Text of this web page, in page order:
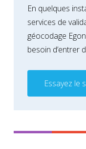
En quelques
services de
géocodage
besoin d’entrer
Essayez le